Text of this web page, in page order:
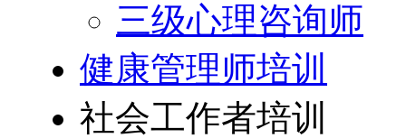
三级心理咨询师
健康管理师培训
社会工作者培训